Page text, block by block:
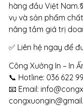
hàng đầu Việt
vụ và sản phẩm
nâng tầm giá trị
✅ Liên hệ ngay để
Công Xưởng In – In
📞 Hotline: 036 622
📧 Email: